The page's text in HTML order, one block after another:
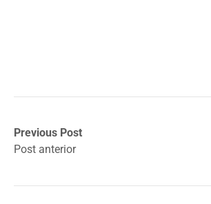
Previous Post
Post anterior